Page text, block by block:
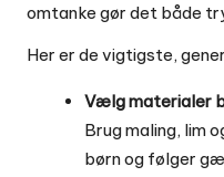
omtanke gør det både
Her er de vigtigste,
Vælg materialer
Brug maling, lim
børn og følger